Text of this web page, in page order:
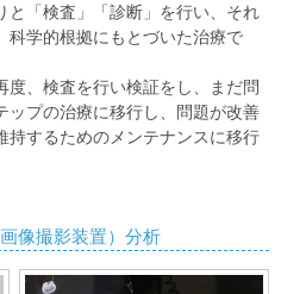
と「検査」「診断」を行い、それ
科学的根拠にもとづいた治療で
度、検査を行い検証をし、まだ問
ップの治療に移行し、問題が改善
持するためのメンテナンスに移行
像撮影装置）分析